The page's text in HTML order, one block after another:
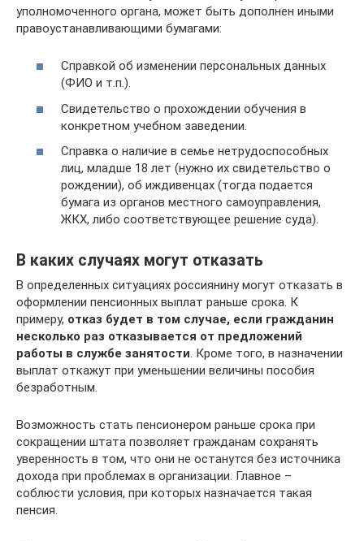
уполномоченного органа, может быть дополнен иными
правоустанавливающими бумагами:
Справкой об изменении персональных данных
(ФИО и т.п.).
Свидетельство о прохождении обучения в
конкретном учебном заведении.
Справка о наличие в семье нетрудоспособных
лиц, младше 18 лет (нужно их свидетельство о
рождении), об иждивенцах (тогда подается
бумага из органов местного самоуправления,
ЖКХ, либо соответствующее решение суда).
В каких случаях могут отказать
В определенных ситуациях россиянину могут отказать в
оформлении пенсионных выплат раньше срока. К
примеру, отказ будет в том случае, если гражданин
несколько раз отказывается от предложений
работы в службе занятости. Кроме того, в назначении
выплат откажут при уменьшении величины пособия
безработным.
Возможность стать пенсионером раньше срока при
сокращении штата позволяет гражданам сохранять
уверенность в том, что они не останутся без источника
дохода при проблемах в организации. Главное –
соблюсти условия, при которых назначается такая
пенсия.